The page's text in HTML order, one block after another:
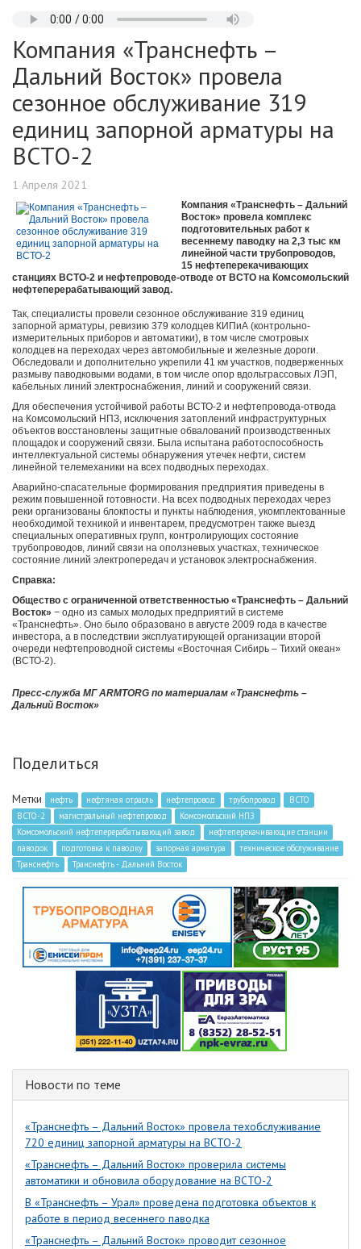
Компания «Транснефть –
Дальний Восток» провела
сезонное обслуживание 319
единиц запорной арматуры на
ВСТО-2
1 Апреля 2021
Компания «Транснефть – Дальний
Восток» провела комплекс
подготовительных работ к
весеннему паводку на 2,3 тыс км
линейной части трубопроводов,
15 нефтеперекачивающих
станциях ВСТО-2 и нефтепроводе-отводе от ВСТО на Комсомольский
нефтеперерабатывающий завод.
Так, специалисты провели сезонное обслуживание 319 единиц
запорной арматуры, ревизию 379 колодцев КИПиА (контрольно-
измерительных приборов и автоматики), в том числе смотровых
колодцев на переходах через автомобильные и железные дороги.
Обследовали и дополнительно укрепили 41 км участков, подверженных
размыву паводковыми водами, в том числе опор вдольтрассовых ЛЭП,
кабельных линий электроснабжения, линий и сооружений связи.
Для обеспечения устойчивой работы ВСТО-2 и нефтепровода-отвода
на Комсомольский НПЗ, исключения затоплений инфраструктурных
объектов восстановлены защитные обвалований производственных
площадок и сооружений связи. Была испытана работоспособность
интеллектуальной системы обнаружения утечек нефти, систем
линейной телемеханики на всех подводных переходах.
Аварийно-спасательные формирования предприятия приведены в
режим повышенной готовности. На всех подводных переходах через
реки организованы блокпосты и пункты наблюдения, укомплектованные
необходимой техникой и инвентарем, предусмотрен также выезд
специальных оперативных групп, контролирующих состояние
трубопроводов, линий связи на оползневых участках, техническое
состояние линий электропередач и установок электроснабжения.
Справка:
Общество с ограниченной ответственностью «Транснефть – Дальний
Восток» − одно из самых молодых предприятий в системе
«Транснефть». Оно было образовано в августе 2009 года в качестве
инвестора, а в последствии эксплуатирующей организации второй
очереди нефтепроводной системы «Восточная Сибирь – Тихий океан»
(ВСТО-2).
Пресс-служба МГ ARMTORG по материалам «Транснефть –
Дальний Восток»
Поделиться
Метки нефть нефтяная отрасль нефтепровод трубопровод
ВСТО
ВСТО-2
магистральный нефтепровод
Комсомольский НПЗ
Комсомольский нефтеперерабатывающий завод
нефтеперекачивающие станции
паводок
подготовка к паводку запорная арматура
техническое обслуживание
Транснефть
Транснефть - Дальний Восток
Новости по теме
«Транснефть – Дальний Восток» провела техобслуживание
720 единиц запорной арматуры на ВСТО-2
«Транснефть – Дальний Восток» проверила системы
автоматики и обновила оборудование на ВСТО-2
В «Транснефть – Урал» проведена подготовка объектов к
работе в период весеннего паводка
«Транснефть – Дальний Восток» проводит сезонное